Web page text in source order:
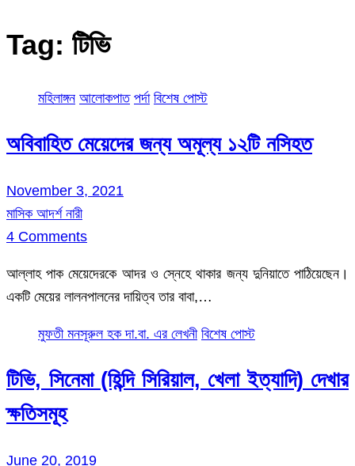
Tag: টিভি
মহিলাঙ্গন আলোকপাত পর্দা বিশেষ পোস্ট
অবিবাহিত মেয়েদের জন্য অমূল্য ১২টি নসিহত
November 3, 2021
মাসিক আদর্শ নারী
4 Comments
আল্লাহ পাক মেয়েদেরকে আদর ও স্নেহে থাকার জন্য দুনিয়াতে পাঠিয়েছেন।
একটি মেয়ের লালনপালনের দায়িত্ব তার বাবা,…
মুফতী মনসূরুল হক দা.বা. এর লেখনী বিশেষ পোস্ট
টিভি, সিনেমা (হিন্দি সিরিয়াল, খেলা ইত্যাদি) দেখার
ক্ষতিসমূহ
June 20, 2019